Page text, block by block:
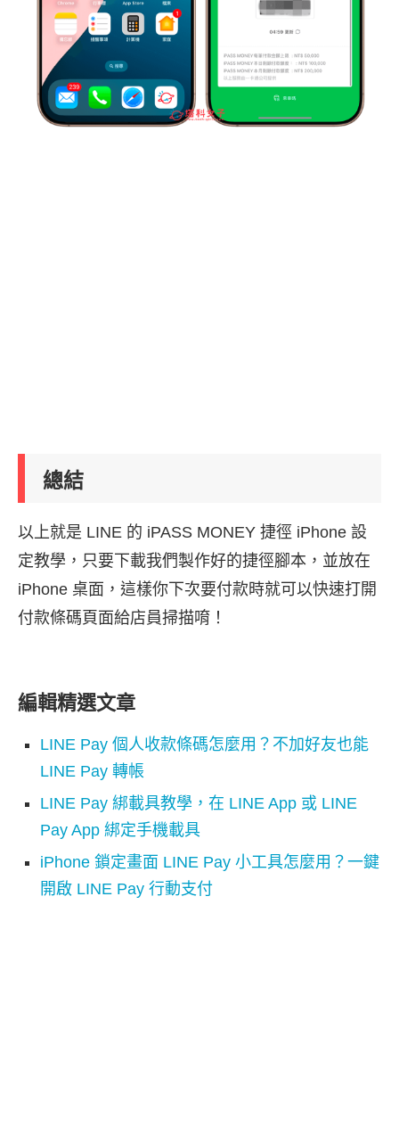
總結
以上就是 LINE 的 iPASS MONEY 捷徑 iPhone 設
定教學，只要下載我們製作好的捷徑腳本，並放在
iPhone 桌面，這樣你下次要付款時就可以快速打開
付款條碼頁面給店員掃描唷！
編輯精選文章
LINE Pay 個人收款條碼怎麼用？不加好友也能
LINE Pay 轉帳
LINE Pay 綁載具教學，在 LINE App 或 LINE
Pay App 綁定手機載具
iPhone 鎖定畫面 LINE Pay 小工具怎麼用？一鍵
開啟 LINE Pay 行動支付